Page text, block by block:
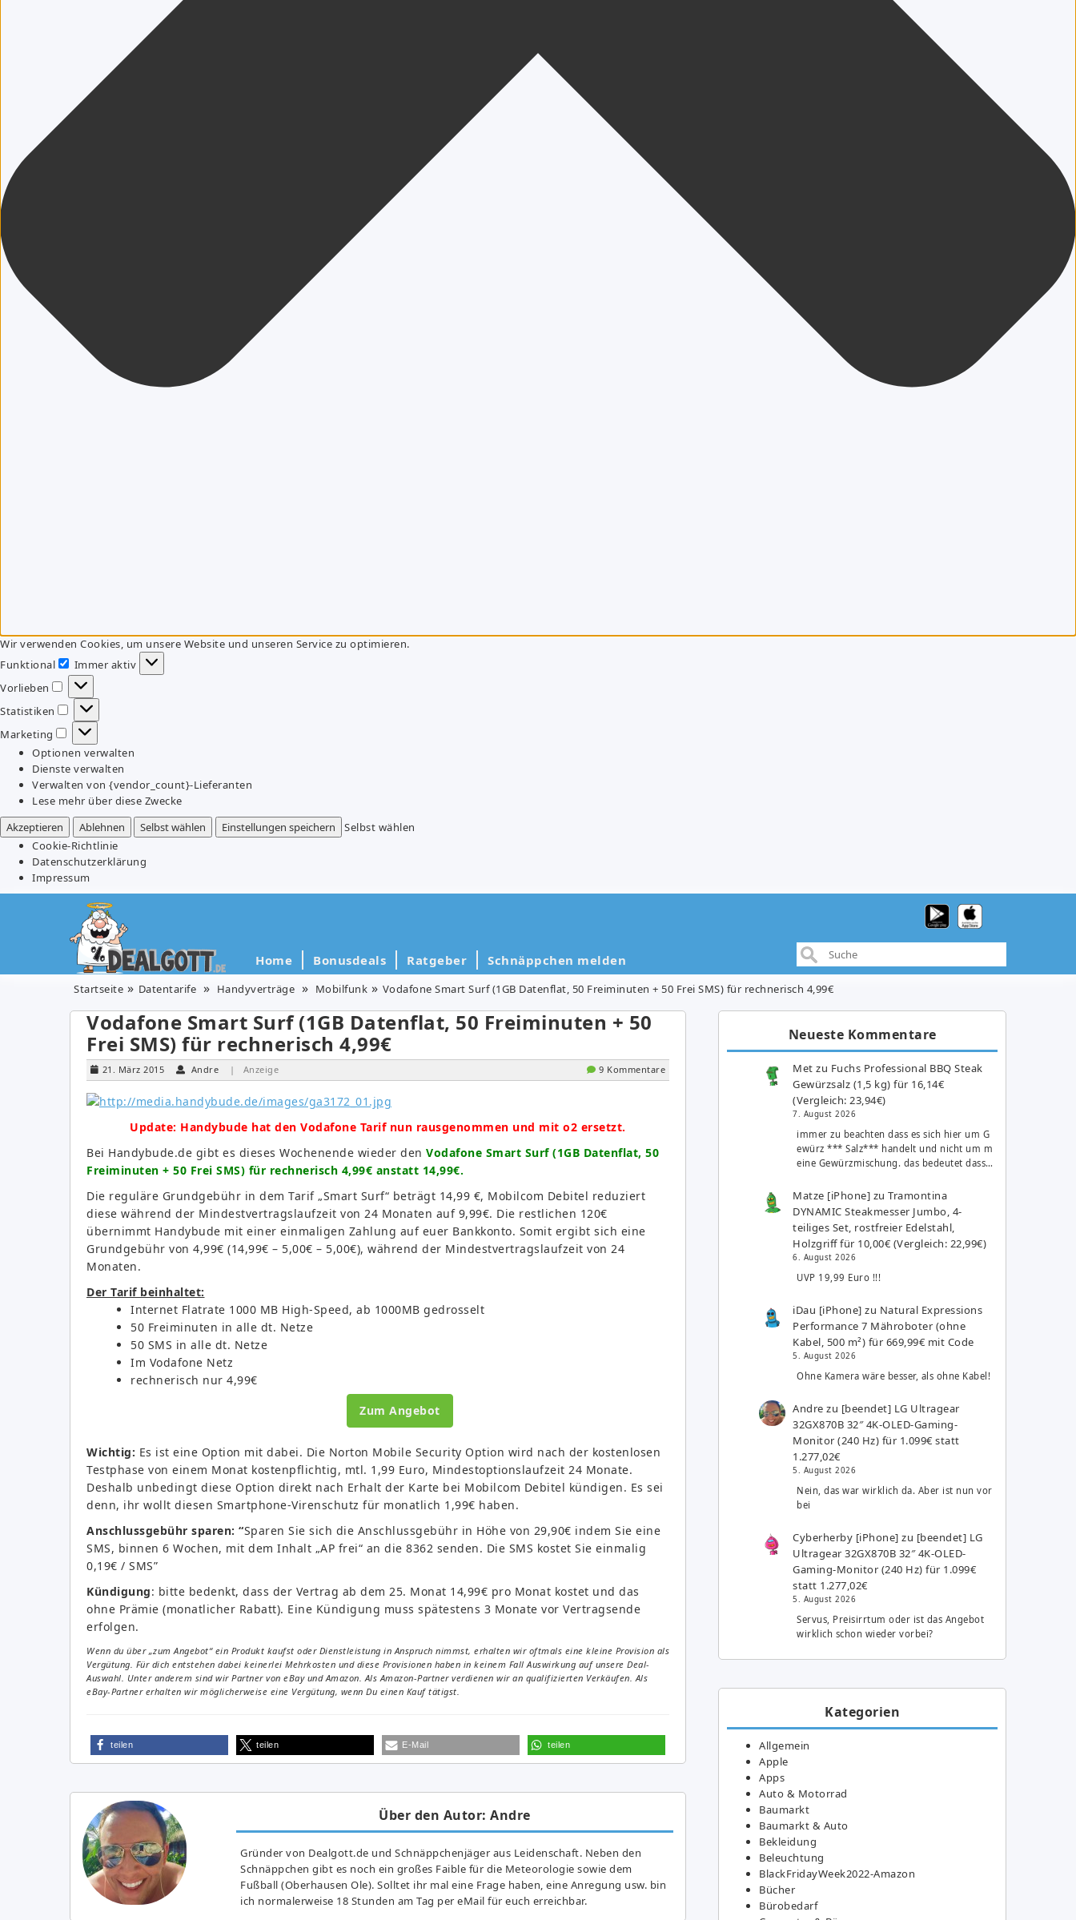
Wir verwenden Cookies, um unsere Website und unseren Service zu optimieren.
Funktional
Funktional
Immer aktiv
Vorlieben
Vorlieben
Statistiken
Statistiken
Marketing
Marketing
Optionen verwalten
Dienste verwalten
Verwalten von {vendor_count}-Lieferanten
Lese mehr über diese Zwecke
Akzeptieren
Ablehnen Selbst wählen Einstellungen speichern
Selbst wählen
Cookie-Richtlinie
Datenschutzerklärung
Impressum
Home Bonusdeals Ratgeber Schnäppchen melden
Startseite Datentarife Handyverträge Mobilfunk Vodafone Smart Surf (1GB Datenflat, 50 Freiminuten + 50 Frei SMS) für rechnerisch 4,99€
Vodafone Smart Surf (1GB Datenflat, 50 Freiminuten + 50
Frei SMS) für rechnerisch 4,99€
21. März 2015 Andre | Anzeige 9 Kommentare
Update: Handybude hat den Vodafone Tarif nun rausgenommen und mit o2 ersetzt.
Bei Handybude.de gibt es dieses Wochenende wieder den Vodafone Smart Surf (1GB Datenflat, 50
Freiminuten + 50 Frei SMS) für rechnerisch 4,99€ anstatt 14,99€.
Die reguläre Grundgebühr in dem Tarif „Smart Surf“ beträgt 14,99 €, Mobilcom Debitel reduziert
diese während der Mindestvertragslaufzeit von 24 Monaten auf 9,99€. Die restlichen 120€
übernimmt Handybude mit einer einmaligen Zahlung auf euer Bankkonto. Somit ergibt sich eine
Grundgebühr von 4,99€ (14,99€ – 5,00€ – 5,00€), während der Mindestvertragslaufzeit von 24
Monaten.
Der Tarif beinhaltet:
Internet Flatrate 1000 MB High-Speed, ab 1000MB gedrosselt
50 Freiminuten in alle dt. Netze
50 SMS in alle dt. Netze
Im Vodafone Netz
rechnerisch nur 4,99€
Zum Angebot
Wichtig: Es ist eine Option mit dabei. Die Norton Mobile Security Option wird nach der kostenlosen
Testphase von einem Monat kostenpflichtig, mtl. 1,99 Euro, Mindestoptionslaufzeit 24 Monate.
Deshalb unbedingt diese Option direkt nach Erhalt der Karte bei Mobilcom Debitel kündigen. Es sei
denn, ihr wollt diesen Smartphone-Virenschutz für monatlich 1,99€ haben.
Anschlussgebühr sparen: “Sparen Sie sich die Anschlussgebühr in Höhe von 29,90€ indem Sie eine
SMS, binnen 6 Wochen, mit dem Inhalt „AP frei“ an die 8362 senden. Die SMS kostet Sie einmalig
0,19€ / SMS”
Kündigung: bitte bedenkt, dass der Vertrag ab dem 25. Monat 14,99€ pro Monat kostet und das
ohne Prämie (monatlicher Rabatt). Eine Kündigung muss spätestens 3 Monate vor Vertragsende
erfolgen.
Wenn du über „zum Angebot“ ein Produkt kaufst oder Dienstleistung in Anspruch nimmst, erhalten wir oftmals eine kleine Provision als
Vergütung. Für dich entstehen dabei keinerlei Mehrkosten und diese Provisionen haben in keinem Fall Auswirkung auf unsere Deal-
Auswahl. Unter anderem sind wir Partner von eBay und Amazon. Als Amazon-Partner verdienen wir an qualifizierten Verkäufen. Als
eBay-Partner erhalten wir möglicherweise eine Vergütung, wenn Du einen Kauf tätigst.
teilen teilen E-Mail teilen
Über den Autor: Andre
Gründer von Dealgott.de und Schnäppchenjäger aus Leidenschaft. Neben den
Schnäppchen gibt es noch ein großes Fai­ble für die Meteorologie sowie dem
Fußball (Oberhausen Ole). Solltet ihr mal eine Frage haben, eine Anregung usw. bin
ich normalerweise 18 Stunden am Tag per eMail für euch erreichbar.
Neueste Kommentare
Met zu Fuchs Professional BBQ Steak
Gewürzsalz (1,5 kg) für 16,14€
(Vergleich: 23,94€)
7. August 2026
immer zu beachten dass es sich hier um G
ewürz *** Salz*** handelt und nicht um m
eine Gewürzmischung. das bedeutet dass…
Matze [iPhone] zuTramontina
DYNAMIC Steakmesser Jumbo, 4-
teiliges Set, rostfreier Edelstahl,
Holzgriff für 10,00€ (Vergleich: 22,99€)
6. August 2026
UVP 19,99 Euro !!!
iDau [iPhone] zu Natural Expressions
Performance 7 Mähroboter (ohne
Kabel, 500 m²) für 669,99€ mit Code
5. August 2026
Ohne Kamera wäre besser, als ohne Kabel!
Andre zu [beendet] LG Ultragear
32GX870B 32″ 4K-OLED-Gaming-
Monitor (240 Hz) für 1.099€ statt
1.277,02€
5. August 2026
Nein, das war wirklich da. Aber ist nun vor
bei
Cyberherby [iPhone] zu [beendet] LG
Ultragear 32GX870B 32″ 4K-OLED-
Gaming-Monitor (240 Hz) für 1.099€
statt 1.277,02€
5. August 2026
Servus, Preisirrtum oder ist das Angebot
wirklich schon wieder vorbei?
Kategorien
Allgemein
Apple
Apps
Auto & Motorrad
Baumarkt
Baumarkt & Auto
Bekleidung
Beleuchtung
BlackFridayWeek2022-Amazon
Bücher
Bürobedarf